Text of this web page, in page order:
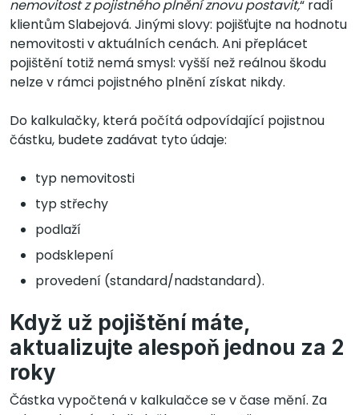
nemovitost z pojistného plnění znovu postavit,“ radí
klientům Slabejová. Jinými slovy: pojišťujte na hodnotu
nemovitosti v aktuálních cenách. Ani přeplácet
pojištění totiž nemá smysl: vyšší než reálnou škodu
nelze v rámci pojistného plnění získat nikdy.
Do kalkulačky, která počítá odpovídající pojistnou
částku, budete zadávat tyto údaje:
typ nemovitosti
typ střechy
podlaží
podsklepení
provedení (standard/nadstandard).
Když už pojištění máte,
aktualizujte alespoň jednou za 2
roky
Částka vypočtená v kalkulačce se v čase mění. Za